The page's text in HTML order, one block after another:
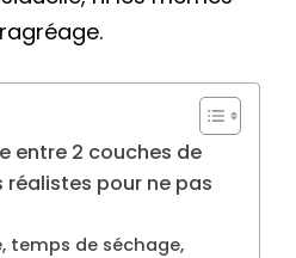
entre 2 couches de
réalistes pour ne pas
temps de séchage,